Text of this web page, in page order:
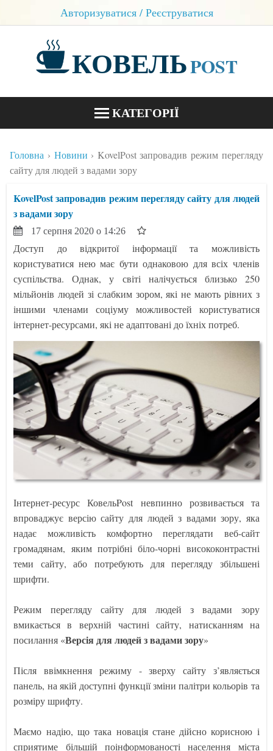
Авторизуватися / Реєструватися
КОВЕЛЬPOST
КАТЕГОРІЇ
БЛОГИ
Головна Новини
KovelPost запровадив режим перегляду
сайту для людей з вадами зору
KovelPost запровадив режим перегляду сайту для людей
з вадами зору
17 серпня 2020 о 14:26
Доступ до відкритої інформації та можливість
користуватися нею має бути однаковою для всіх членів
суспільства. Однак, у світі налічується близько 250
мільйонів людей зі слабким зором, які не мають рівних з
іншими членами соціуму можливостей користуватися
інтернет-ресурсами, які не адаптовані до їхніх потреб.
Інтернет-ресурс КовельPost невпинно розвивається та
впроваджує версію сайту для людей з вадами зору, яка
надає можливість комфортно переглядати веб-сайт
громадянам, яким потрібні біло-чорні висококонтрастні
теми сайту, або потребують для перегляду збільшені
шрифти.
Режим перегляду сайту для людей з вадами зору
вмикається в верхній частині сайту, натисканням на
посилання «Версія для людей з вадами зору»
Після ввімкнення режиму - зверху сайту з’являється
панель, на якій доступні функції зміни палітри кольорів та
розміру шрифту.
Маємо надію, що така новація стане дійсно корисною і
сприятиме більшій поінформованості населення міста